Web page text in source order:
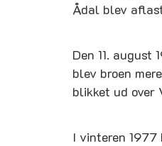
Ådal blev
Den 11.
blev broen
blikket ud over
I vinteren